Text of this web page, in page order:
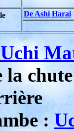
De Ashi Harai
Uchi
la
: